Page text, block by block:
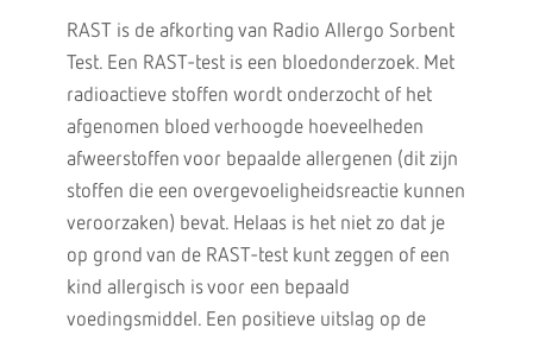
RAST is de afkorting van Radio Allergo Sorbent
Test. Een RAST-test is een bloedonderzoek. Met
radioactieve stoffen wordt onderzocht of het
afgenomen bloed verhoogde hoeveelheden
afweerstoffen voor bepaalde allergenen (dit zijn
stoffen die een overgevoeligheidsreactie kunnen
veroorzaken) bevat. Helaas is het niet zo dat je
op grond van de RAST-test kunt zeggen of een
kind allergisch is voor een bepaald
voedingsmiddel. Een positieve uitslag op de